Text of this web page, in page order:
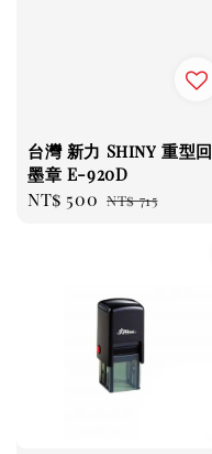
台灣 新力 Shiny 重型回
墨章 E-920D
Sale
NT$ 500 Regular
NT$ 715